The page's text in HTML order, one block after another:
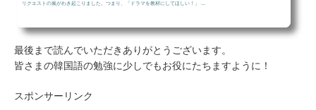
リクエストの嵐がわき起こりました。つまり、「ドラマを教材にしてほしい！」 ...
最後まで読んでいただきありがとうございます。
皆さまの韓国語の勉強に少しでもお役にたちますように！
スポンサーリンク